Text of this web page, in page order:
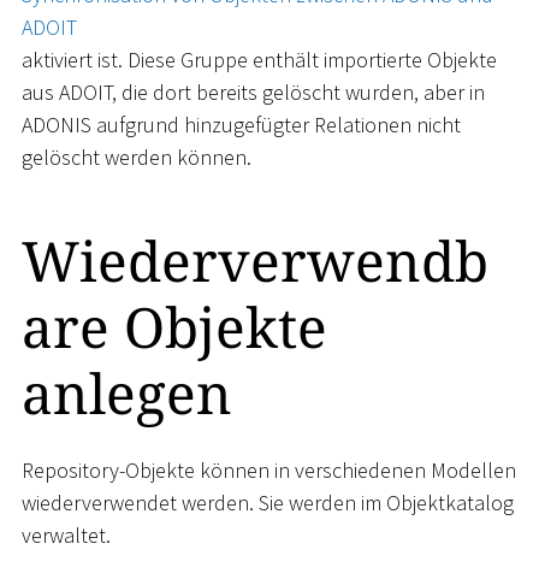
ADOIT
aktiviert ist. Diese Gruppe enthält importierte Objekte
aus ADOIT, die dort bereits gelöscht wurden, aber in
ADONIS aufgrund hinzugefügter Relationen nicht
gelöscht werden können.
Wiederverwendb
are Objekte
anlegen
Repository-Objekte können in verschiedenen Modellen
wiederverwendet werden. Sie werden im Objektkatalog
verwaltet.